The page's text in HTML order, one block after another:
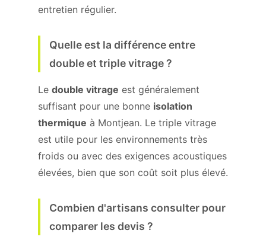
entretien régulier.
Quelle est la différence entre
double et triple vitrage ?
Le double vitrage est généralement
suffisant pour une bonne isolation
thermique à Montjean. Le triple vitrage
est utile pour les environnements très
froids ou avec des exigences acoustiques
élevées, bien que son coût soit plus élevé.
Combien d'artisans consulter pour
comparer les devis ?